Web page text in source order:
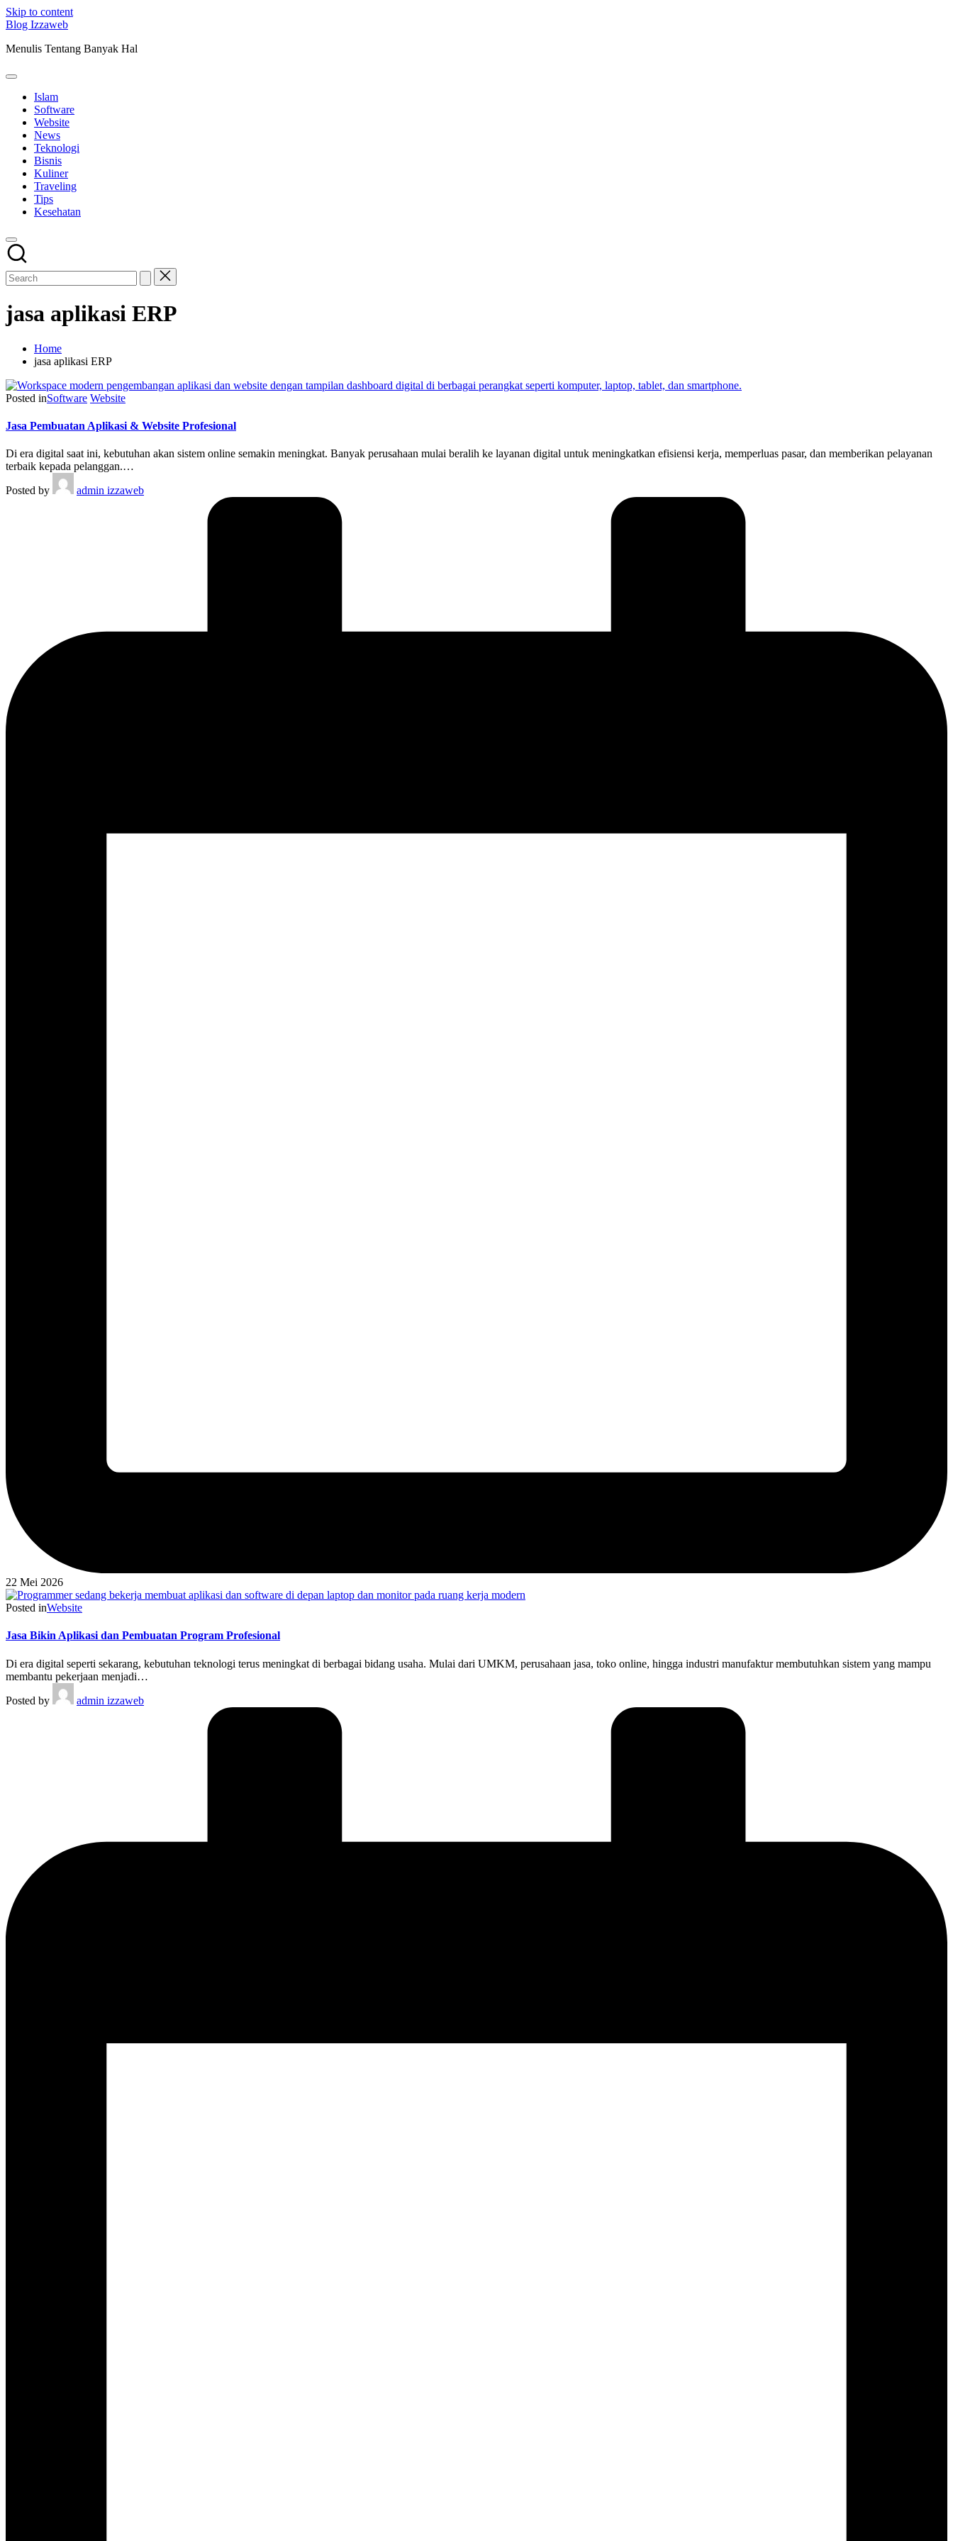
Skip to content
Blog Izzaweb
Menulis Tentang Banyak Hal
Islam
Software
Website
News
Teknologi
Bisnis
Kuliner
Traveling
Tips
Kesehatan
jasa aplikasi ERP
Home
jasa aplikasi ERP
Posted inSoftware Website
Jasa Pembuatan Aplikasi & Website Profesional
Di era digital saat ini, kebutuhan akan sistem online semakin meningkat. Banyak perusahaan mulai beralih ke layanan digital untuk meningkatkan efisiensi kerja, memperluas pasar, dan memberikan pelayanan
terbaik kepada pelanggan.…
Posted by
admin izzaweb
22 Mei 2026
Posted inWebsite
Jasa Bikin Aplikasi dan Pembuatan Program Profesional
Di era digital seperti sekarang, kebutuhan teknologi terus meningkat di berbagai bidang usaha. Mulai dari UMKM, perusahaan jasa, toko online, hingga industri manufaktur membutuhkan sistem yang mampu
membantu pekerjaan menjadi…
Posted by
admin izzaweb